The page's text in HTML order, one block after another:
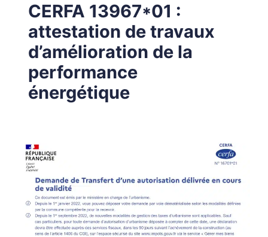
CERFA 13967*01 :
attestation de travaux
d’amélioration de la
performance
énergétique